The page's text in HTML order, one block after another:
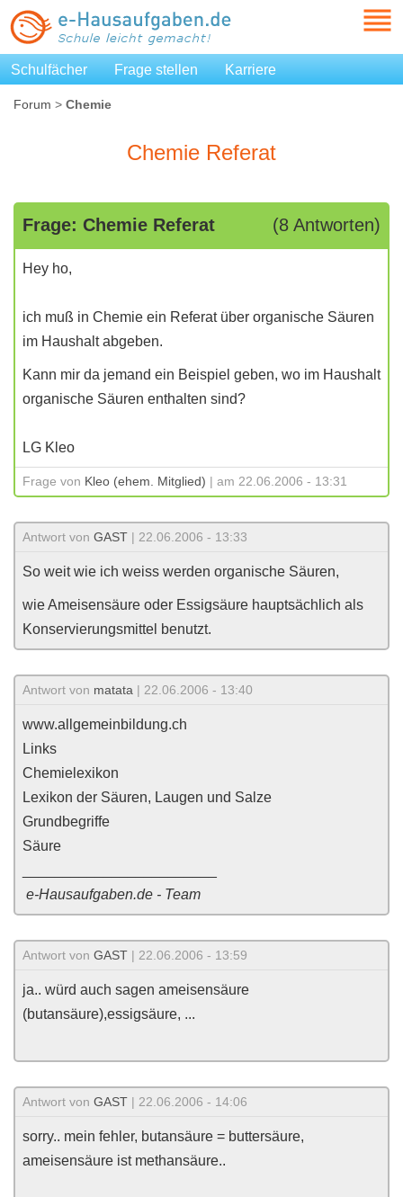
Schulfächer Frage stellen Karriere
Forum > Chemie
Chemie Referat
Frage: Chemie Referat (8 Antworten)
Hey ho,
ich muß in Chemie ein Referat über organische Säuren
im Haushalt abgeben.
Kann mir da jemand ein Beispiel geben, wo im Haushalt
organische Säuren enthalten sind?
LG Kleo
Frage von Kleo (ehem. Mitglied) | am 22.06.2006 - 13:31
Antwort von GAST | 22.06.2006 - 13:33
So weit wie ich weiss werden organische Säuren,
wie Ameisensäure oder Essigsäure hauptsächlich als
Konservierungsmittel benutzt.
Antwort von matata | 22.06.2006 - 13:40
www.allgemeinbildung.ch
Links
Chemielexikon
Lexikon der Säuren, Laugen und Salze
Grundbegriffe
Säure
e-Hausaufgaben.de - Team
Antwort von GAST | 22.06.2006 - 13:59
ja.. würd auch sagen ameisensäure
(butansäure),essigsäure, ...
Antwort von GAST | 22.06.2006 - 14:06
sorry.. mein fehler, butansäure = buttersäure,
ameisensäure ist methansäure..